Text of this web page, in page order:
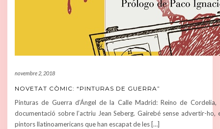
novembre 2, 2018
NOVETAT CÒMIC: “PINTURAS DE GUERRA”
Pinturas de Guerra d’Ángel de la Calle Madrid: Reino de
documentació sobre l’actriu Jean Seberg. Gairebé sense advertir-
pintors llatinoamericans que han escapat de les […]